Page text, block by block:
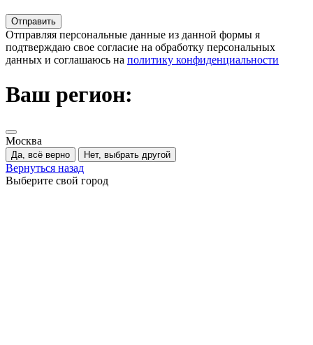
Отправляя персональные данные из данной формы я
подтверждаю свое согласие на обработку персональных
данных и соглашаюсь на политику конфиденциальности
Ваш регион:
Москва
Да, всё верно Нет, выбрать другой
Вернуться назад
Выберите свой город